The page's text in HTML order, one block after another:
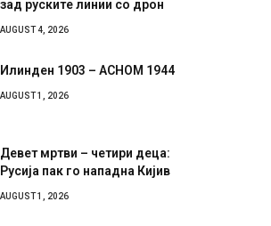
AUGUST 4, 2026
AUGUST 1, 2026
Русија пак го нападна Кијив
AUGUST 1, 2026